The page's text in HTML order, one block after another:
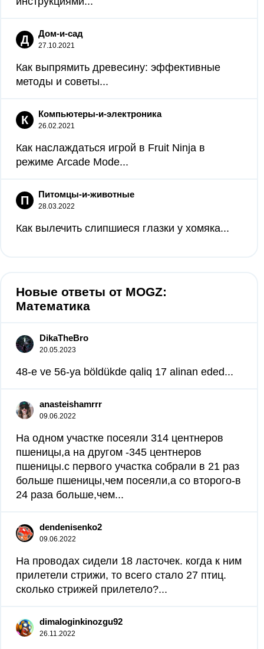
Д Дом-и-сад
27.10.2021
Как выпрямить древесину: эффективные
методы и советы...
К Компьютеры-и-электроника
26.02.2021
Как наслаждаться игрой в Fruit Ninja в
режиме Arcade Mode...
П Питомцы-и-животные
28.03.2022
Как вылечить слипшиеся глазки у хомяка...
Новые ответы от MOGZ:
Математика
DikaTheBro
20.05.2023
48-e ve 56-ya böldükde qaliq 17 alinan eded​...
anasteishamrrr
09.06.2022
На одном участке посеяли 314 центнеров
пшеницы,а на другом -345 центнеров
пшеницы.с первого участка собрали в 21 раз
больше пшеницы,чем посеяли,а со второго-в
24 раза больше,чем...
dendenisenko2
09.06.2022
На проводах сидели 18 ласточек. когда к ним
прилетели стрижи, то всего стало 27 птиц.
сколько стрижей прилетело?...
dimaloginkinozgu92
26.11.2022